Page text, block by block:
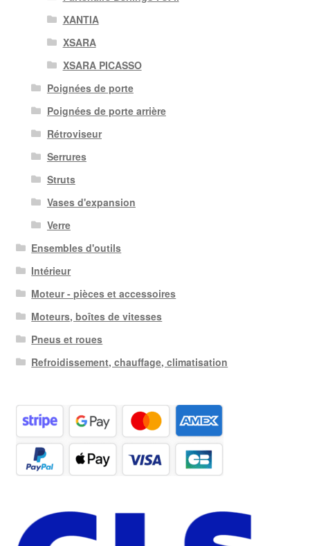
XANTIA
XSARA
XSARA PICASSO
Poignées de porte
Poignées de porte arrière
Rétroviseur
Serrures
Struts
Vases d'expansion
Verre
Ensembles d'outils
Intérieur
Moteur - pièces et accessoires
Moteurs, boîtes de vitesses
Pneus et roues
Refroidissement, chauffage, climatisation